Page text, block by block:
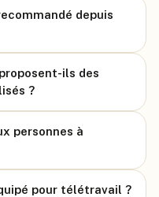
depuis
ils des
?
personnes à
pour télétravail ?